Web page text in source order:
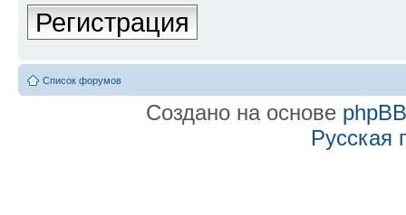
Регистрация
Список форумов
Создано на основе phpBB
Русская